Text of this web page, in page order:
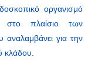
οργανισμό
στο πλαίσιο των
για την
κλάδου.